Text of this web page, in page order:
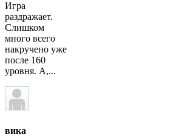
Игра
раздражает.
Слишком
много всего
накручено уже
после 160
уровня. А,...
вика